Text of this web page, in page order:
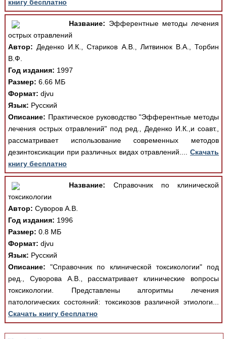
книгу бесплатно
Название: Эфферентные методы лечения
острых отравлений
Автор: Деденко И.К., Стариков А.В., Литвинюк В.А., Торбин
В.Ф.
Год издания: 1997
Размер: 6.66 МБ
Формат: djvu
Язык: Русский
Описание: Практическое руководство "Эфферентные методы
лечения острых отравлений" под ред., Деденко И.К.,и соавт.,
рассматривает использование современных методов
дезинтоксикации при различных видах отравлений....Скачать
книгу бесплатно
Название: Справочник по клинической
токсикологии
Автор: Суворов А.В.
Год издания: 1996
Размер: 0.8 МБ
Формат: djvu
Язык: Русский
Описание: "Справочник по клинической токсикологии" под
ред., Суворова А.В., рассматривает клинические вопросы
токсикологии. Представлены алгоритмы лечения
патологических состояний: токсикозов различной этиологи...
Скачать книгу бесплатно